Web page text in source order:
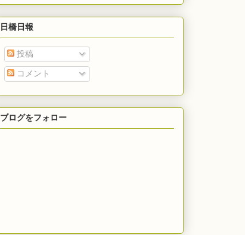
日橋日報
投稿
コメント
ブログをフォロー